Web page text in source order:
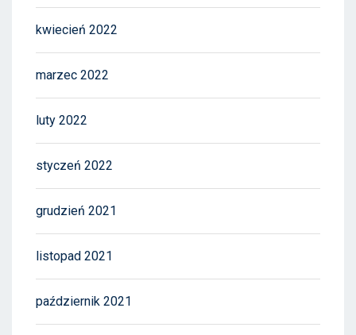
kwiecień 2022
marzec 2022
luty 2022
styczeń 2022
grudzień 2021
listopad 2021
październik 2021